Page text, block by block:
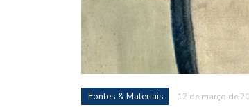
Fontes & Materiais 12 de março de